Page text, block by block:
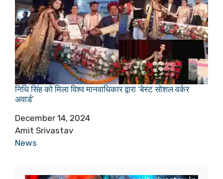
निधि सिंह को मिला विश्व मानवाधिकार द्वारा ‘बेस्ट सोशल वर्कर
अवार्ड’
Date
December 14, 2024
Author
Amit Srivastav
In relation to
News